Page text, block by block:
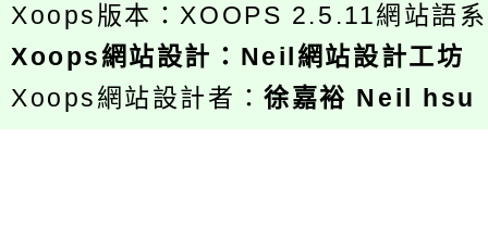
Xoops版本：XOOPS 2.5.11網站語
Xoops網站設計 ： Neil網站設計工坊
Xoops網站設計者：徐嘉裕 Neil hsu